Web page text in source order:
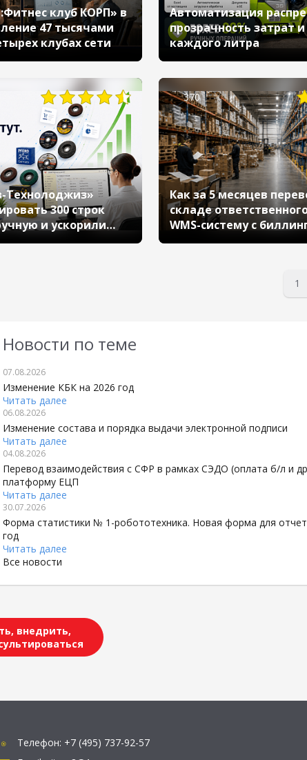
клуб КОРП» в
47 тысячами
клубах сети
Автоматизация
прозрачность затрат
каждого литра
Технолоджиз»
300 строк
и ускорили
Ozon
370
Как за 5 месяцев
складе
WMS-систему с
контейнерами
1
Новости по теме
07.08.2026
Изменение КБК на 2026 год
Читать далее
06.08.2026
Изменение состава и порядка выдачи электронной подписи
Читать далее
04.08.2026
Перевод взаимодействия с СФР в рамках СЭДО (оплата б/л и
платформу ЕЦП
Читать далее
30.07.2026
Форма статистики № 1-робототехника. Новая форма для
год
Читать далее
Все новости
внедрить,
Телефон: +7 (495) 737-92-57